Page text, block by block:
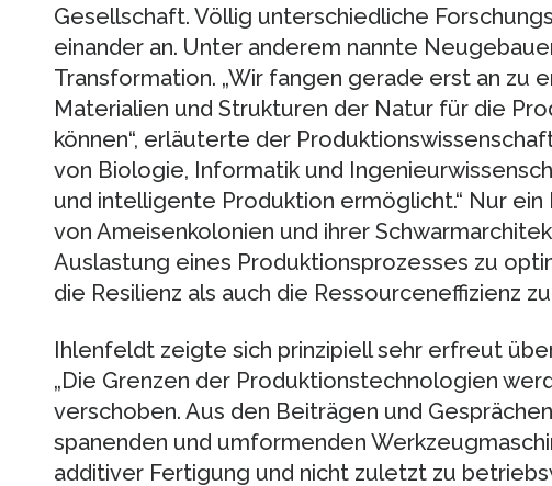
Gesellschaft. Völlig unterschiedliche
einander an. Unter anderem nannte
Transformation. „Wir fangen gerade erst an zu
Materialien und Strukturen der Natur für die
können“, erläuterte der
von Biologie, Informatik und
und intelligente Produktion ermöglicht.“ Nur ein
von Ameisenkolonien und ihrer
Auslastung eines Produktionsprozesses zu
die Resilienz als auch die Ressourceneffizienz
Ihlenfeldt zeigte sich prinzipiell sehr erfreut
„Die Grenzen der Produktionstechnologien
verschoben. Aus den Beiträgen und
spanenden und umformenden
additiver Fertigung und nicht zuletzt zu